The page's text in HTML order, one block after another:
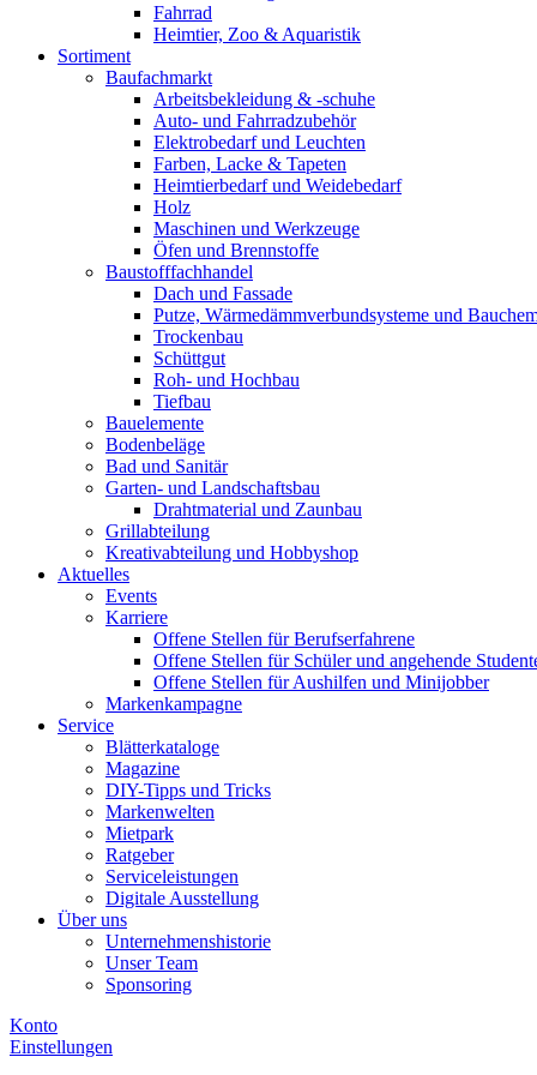
Fahrrad
Heimtier, Zoo & Aquaristik
Sortiment
Baufachmarkt
Arbeitsbekleidung & -schuhe
Auto- und Fahrradzubehör
Elektrobedarf und Leuchten
Farben, Lacke & Tapeten
Heimtierbedarf und Weidebedarf
Holz
Maschinen und Werkzeuge
Öfen und Brennstoffe
Baustofffachhandel
Dach und Fassade
Putze, Wärmedämmverbundsysteme und
Trockenbau
Schüttgut
Roh- und Hochbau
Tiefbau
Bauelemente
Bodenbeläge
Bad und Sanitär
Garten- und Landschaftsbau
Drahtmaterial und Zaunbau
Grillabteilung
Kreativabteilung und Hobbyshop
Aktuelles
Events
Karriere
Offene Stellen für Berufserfahrene
Offene Stellen für Schüler und angehende
Offene Stellen für Aushilfen und Minijobber
Markenkampagne
Service
Blätterkataloge
Magazine
DIY-Tipps und Tricks
Markenwelten
Mietpark
Ratgeber
Serviceleistungen
Digitale Ausstellung
Über uns
Unternehmenshistorie
Unser Team
Sponsoring
Konto
Einstellungen